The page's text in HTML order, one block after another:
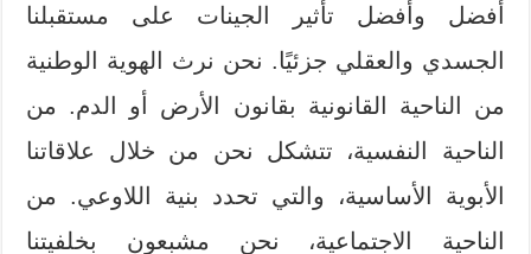
أفضل وأفضل تأثير الجينات على مستقبلنا
الجسدي والعقلي جزئيًا. نحن نرث الهوية الوطنية
من الناحية القانونية بقانون الأرض أو الدم. من
الناحية النفسية، تتشكل نحن من خلال علاقاتنا
الأبوية الأساسية، والتي تحدد بنية اللاوعي. من
الناحية الاجتماعية، نحن مشبعون بخلفيتنا